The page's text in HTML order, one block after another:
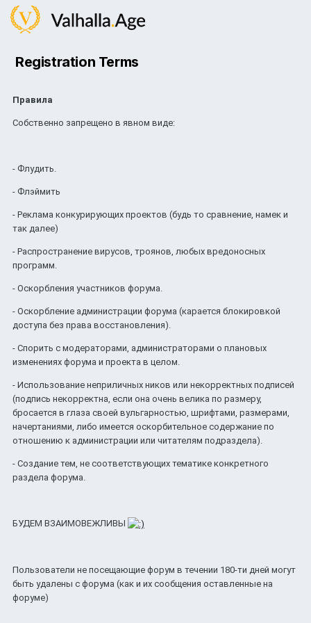
Registration Terms
Правила
Собственно запрещено в явном виде:
- Флудить.
- Флэймить
- Реклама конкурирующих проектов (будь то сравнение, намек и
так далее)
- Распространение вирусов, троянов, любых вредоносных
программ.
- Оскорбления участников форума.
- Оскорбление администрации форума (карается блокировкой
доступа без права восстановления).
- Спорить с модераторами, администраторами о плановых
изменениях форума и проекта в целом.
- Использование неприличных ников или некорректных подписей
(подпись некорректна, если она очень велика по размеру,
бросается в глаза своей вульгарностью, шрифтами, размерами,
начертаниями, либо имеется оскорбительное содержание по
отношению к администрации или читателям подраздела).
- Создание тем, не соответствующих тематике конкретного
раздела форума.
БУДЕМ ВЗАИМОВЕЖЛИВЫ
Пользователи не посещающие форум в течении 180-ти дней могут
быть удалены с форума (как и их сообщения оставленные на
форуме)